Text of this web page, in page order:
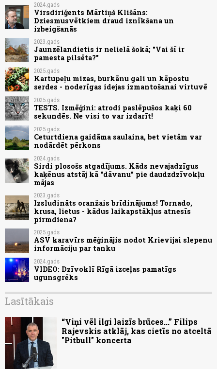
2024.gads
Virsdiriģents Mārtiņš Klišāns:
Dziesmusvētkiem draud iznīkšana un
izbeigšanās
2023.gads
Jaunzēlandietis ir nelielā šokā; "Vai šī ir
pamesta pilsēta?"
2025.gads
Kartupeļu mizas, burkānu gali un kāpostu
serdes - noderīgas idejas izmantošanai virtuvē
2025.gads
TESTS. Izmēģini: atrodi paslēpušos kaķi 60
sekundēs. Ne visi to var izdarīt!
2025.gads
Ceturtdiena gaidāma saulaina, bet vietām var
nodārdēt pērkons
2024.gads
Sirdi plosošs atgadījums. Kāds nevajadzīgus
kaķēnus atstāj kā “dāvanu” pie daudzdzīvokļu
mājas
2023.gads
Izsludināts oranžais brīdinājums! Tornado,
krusa, lietus - kādus laikapstākļus atnesīs
pirmdiena?
2025.gads
ASV karavīrs mēģinājis nodot Krievijai slepenu
informāciju par tanku
2024.gads
VIDEO: Dzīvoklī Rīgā izceļas pamatīgs
ugunsgrēks
Lasītākais
“Viņi vēl ilgi laizīs brūces...” Filips
Rajevskis atklāj, kas cietīs no atceltā
"Pitbull" koncerta